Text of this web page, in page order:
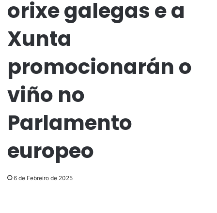
orixe galegas e a
Xunta
promocionarán o
viño no
Parlamento
europeo
6 de Febreiro de 2025